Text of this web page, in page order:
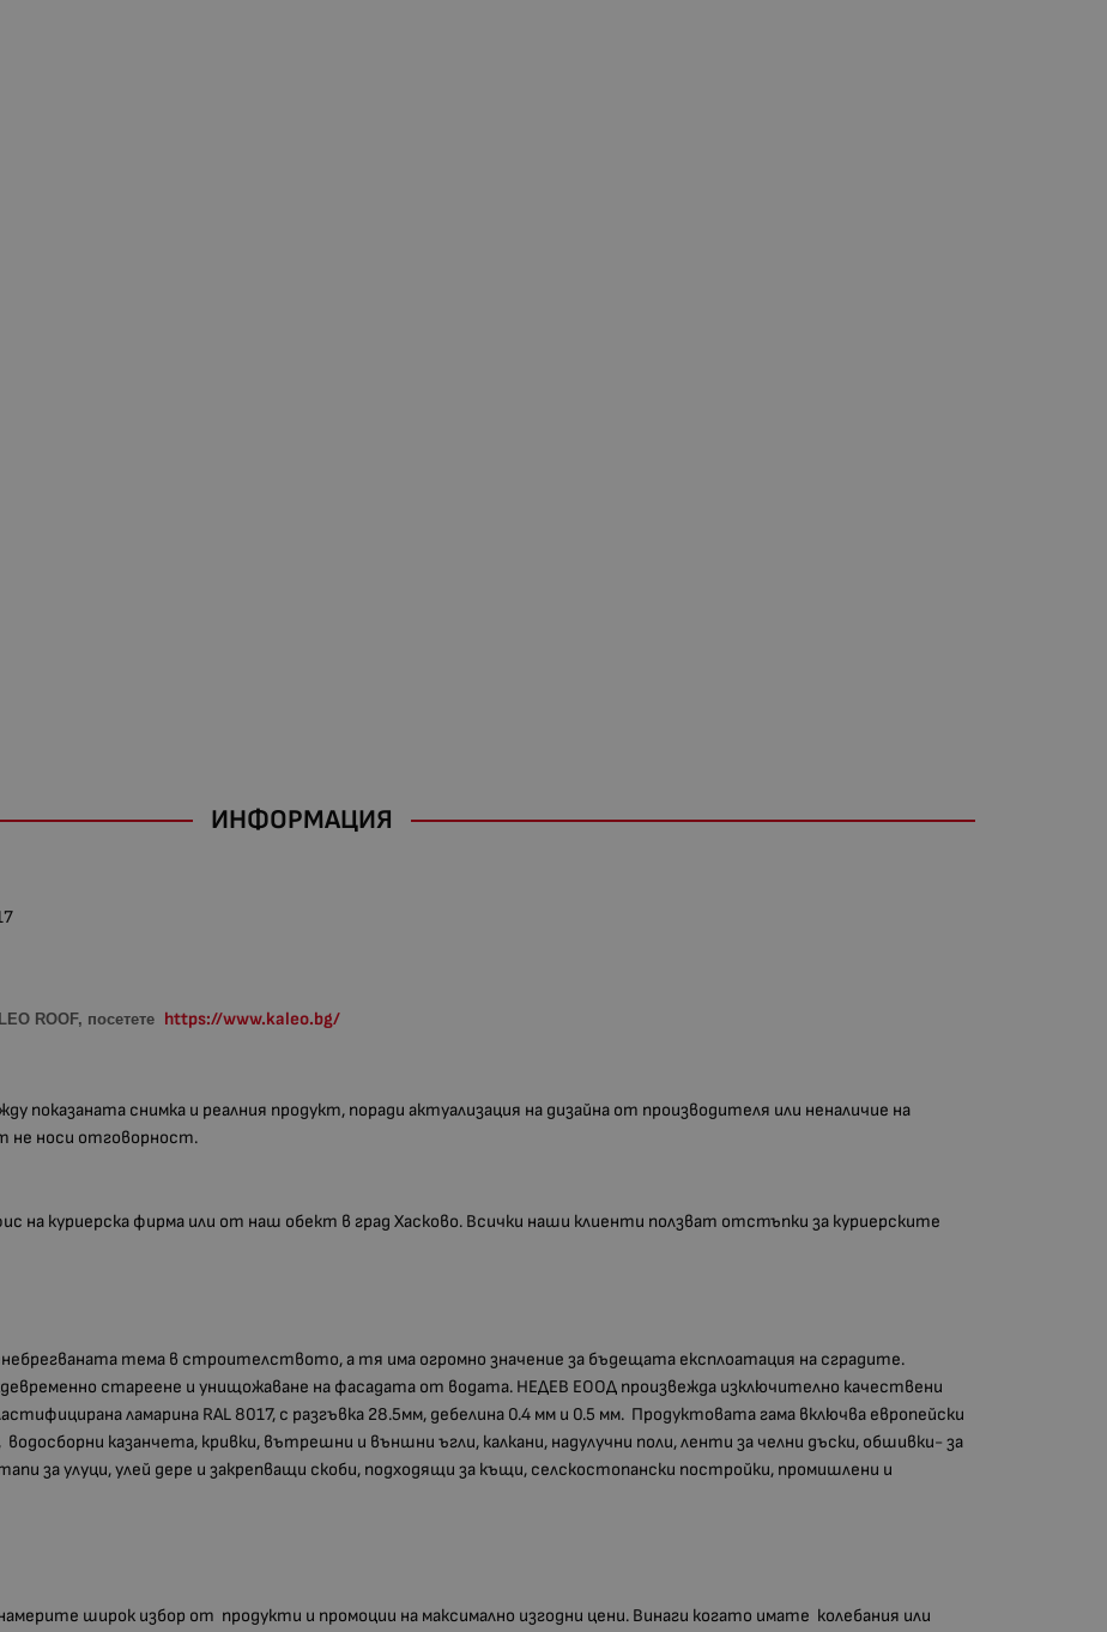
ИНФОРМАЦИЯ
ROOF, посетете https://www.kaleo.bg/
показаната снимка и реалния продукт, поради актуализация на дизайна от производителя или неналичие на
не носи отговорност.
на куриерска фирма или от наш обект в град Хасково. Всички наши клиенти ползват отстъпки за куриерските
тема в строителството, а тя има огромно значение за бъдещата експлоатация на сградите.
стареене и унищожаване на фасадата от водата. НЕДЕВ ЕООД произвежда изключително качествени
ламарина RAL 8017, с разгъвка 28.5мм, дебелина 0.4 мм и 0.5 мм. Продуктовата гама включва европейски
казанчета, кривки, вътрешни и външни ъгли, калкани, надулучни поли, ленти за челни дъски, обшивки- за
за улуци, улей дере и закрепващи скоби, подходящи за къщи, селскостопански постройки, промишлени и
широк избор от продукти и промоции на максимално изгодни цени. Винаги когато имате колебания или